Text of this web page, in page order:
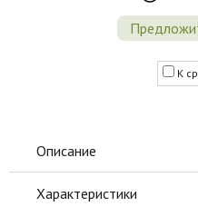
К
Описание
Характеристики